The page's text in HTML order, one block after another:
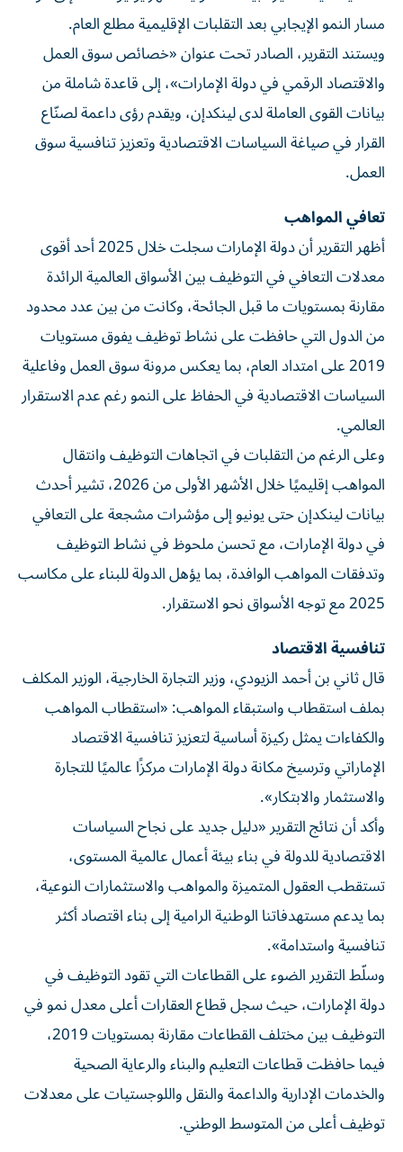
مسار النمو الإيجابي بعد التقلبات الإقليمية مطلع العام.
ويستند التقرير، الصادر تحت عنوان «خصائص سوق العمل
والاقتصاد الرقمي في دولة الإمارات»، إلى قاعدة شاملة من
بيانات القوى العاملة لدى لينكدإن، ويقدم رؤى داعمة لصنّاع
القرار في صياغة السياسات الاقتصادية وتعزيز تنافسية سوق
العمل.
تعافي المواهب
أظهر التقرير أن دولة الإمارات سجلت خلال 2025 أحد أقوى
معدلات التعافي في التوظيف بين الأسواق العالمية الرائدة
مقارنة بمستويات ما قبل الجائحة، وكانت من بين عدد محدود
من الدول التي حافظت على نشاط توظيف يفوق مستويات
2019 على امتداد العام، بما يعكس مرونة سوق العمل وفاعلية
السياسات الاقتصادية في الحفاظ على النمو رغم عدم الاستقرار
العالمي.
وعلى الرغم من التقلبات في اتجاهات التوظيف وانتقال
المواهب إقليميًا خلال الأشهر الأولى من 2026، تشير أحدث
بيانات لينكدإن حتى يونيو إلى مؤشرات مشجعة على التعافي
في دولة الإمارات، مع تحسن ملحوظ في نشاط التوظيف
وتدفقات المواهب الوافدة، بما يؤهل الدولة للبناء على مكاسب
2025 مع توجه الأسواق نحو الاستقرار.
تنافسية الاقتصاد
قال ثاني بن أحمد الزيودي، وزير التجارة الخارجية، الوزير المكلف
بملف استقطاب واستبقاء المواهب: «استقطاب المواهب
والكفاءات يمثل ركيزة أساسية لتعزيز تنافسية الاقتصاد
الإماراتي وترسيخ مكانة دولة الإمارات مركزًا عالميًا للتجارة
والاستثمار والابتكار».
وأكد أن نتائج التقرير «دليل جديد على نجاح السياسات
الاقتصادية للدولة في بناء بيئة أعمال عالمية المستوى،
تستقطب العقول المتميزة والمواهب والاستثمارات النوعية،
بما يدعم مستهدفاتنا الوطنية الرامية إلى بناء اقتصاد أكثر
تنافسية واستدامة».
وسلّط التقرير الضوء على القطاعات التي تقود التوظيف في
دولة الإمارات، حيث سجل قطاع العقارات أعلى معدل نمو في
التوظيف بين مختلف القطاعات مقارنة بمستويات 2019،
فيما حافظت قطاعات التعليم والبناء والرعاية الصحية
والخدمات الإدارية والداعمة والنقل واللوجستيات على معدلات
توظيف أعلى من المتوسط الوطني.